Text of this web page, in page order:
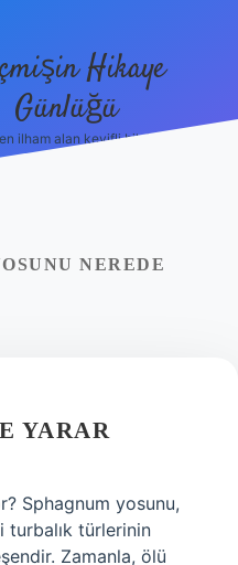
Hikaye
Günlüğü
ilham alan keyifli bilgiler!
NEREDE
YARAR
Sphagnum yosunu,
türlerinin
Zamanla, ölü